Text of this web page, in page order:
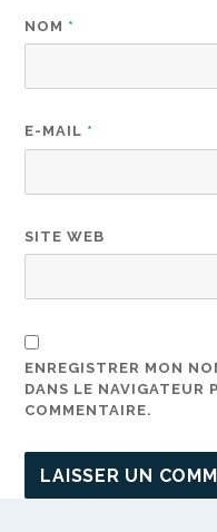
NOM *
E-MAIL *
SITE WEB
ENREGISTRER MON
DANS LE NAVIGATEUR
COMMENTAIRE.